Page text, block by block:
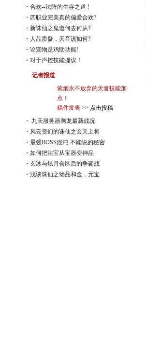
・合欢--法阵的生存之道 !
・ 四职业完美真的偏爱合欢?
・新诛仙之鬼道何去何从?
・ 人品质疑，天音该如何?
・论宠物是鸡助功能!
・对于声控技能提议！
记者报道
紫烟永不放弃的天音技能加
点！
稿件发表>> 点击投稿
・
九天服务器腾龙最新战况
・ 风云变幻的诛仙之玄天上将
・最强BOSS混沌-不能说的秘密
・如何把法宝从宝器变神品
・玄冰与炫月合区后的争霸战
・浅谈诛仙之物品和金，元宝